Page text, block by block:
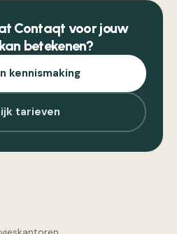
Contaqt voor jouw
betekenen?
kennismaking
tarieven